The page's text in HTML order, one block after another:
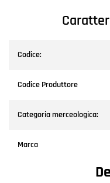
Codice:
Codice Produttore
Categoria merceologica:
Marca